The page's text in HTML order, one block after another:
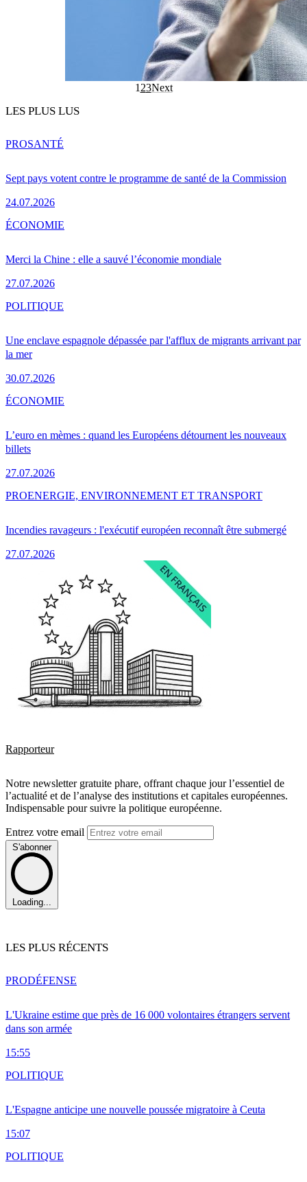
1 23Next
LES PLUS LUS
Sept pays votent contre le programme de santé de la Commission
24.07.2026
PROSANTÉ
Merci la Chine : elle a sauvé l’économie mondiale
27.07.2026
ÉCONOMIE
Une enclave espagnole dépassée par l'afflux de migrants arrivant par
la mer
30.07.2026
POLITIQUE
L’euro en mèmes : quand les Européens détournent les nouveaux
billets
27.07.2026
ÉCONOMIE
Incendies ravageurs : l'exécutif européen reconnaît être submergé
27.07.2026
PROENERGIE, ENVIRONNEMENT ET TRANSPORT
Rapporteur
Notre newsletter gratuite phare, offrant chaque jour l’essentiel de
l’actualité et de l’analyse des institutions et capitales européennes.
Indispensable pour suivre la politique européenne.
Entrez votre email
S'abonner
Loading...
LES PLUS RÉCENTS
L'Ukraine estime que près de 16 000 volontaires étrangers servent
dans son armée
15:55
PRODÉFENSE
L'Espagne anticipe une nouvelle poussée migratoire à Ceuta
15:07
POLITIQUE
POLITIQUE